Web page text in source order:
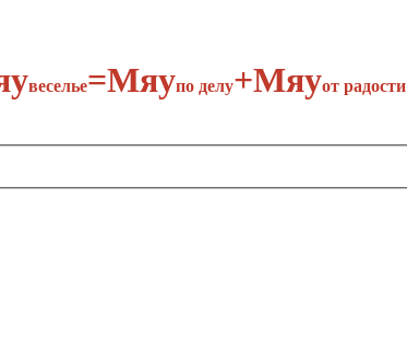
веселье​=Мяупо делу​+Мяуот радости